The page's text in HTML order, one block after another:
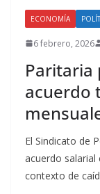
ECONOMÍA
6 febrero, 2026
Paritaria
acuerdo
El Sindicato de
acuerdo salarial
contexto de